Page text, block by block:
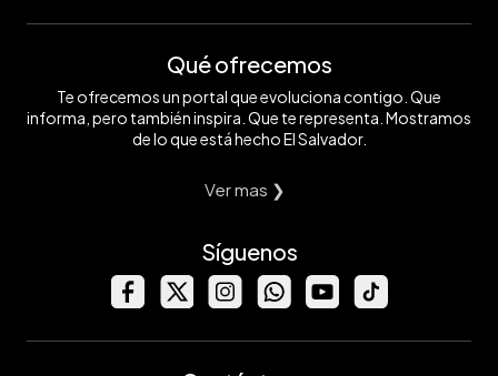
Qué ofrecemos
Te ofrecemos un portal que evoluciona contigo. Que
informa, pero también inspira. Que te representa. Mostramos
de lo que está hecho El Salvador.
Ver mas ❯
Síguenos